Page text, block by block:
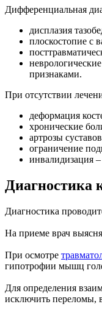
Дифференциальная
дисплазия
плоскостопие с
признаками.
При отсутствии
деформация
хронические
артрозы
ограничение
инвалидизация
Диагностика
Диагностика
На приеме врач
При осмотре
гипотрофии мышц
Для определения
исключить переломы,